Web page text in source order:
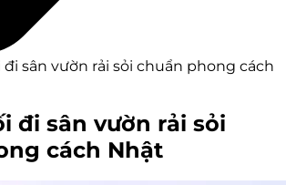
đi sân vườn rải sỏi chuẩn phong cách
đi sân vườn rải sỏi
cách Nhật